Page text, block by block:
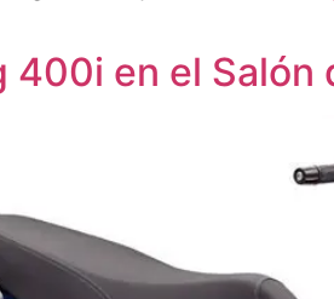
400i en el Salón